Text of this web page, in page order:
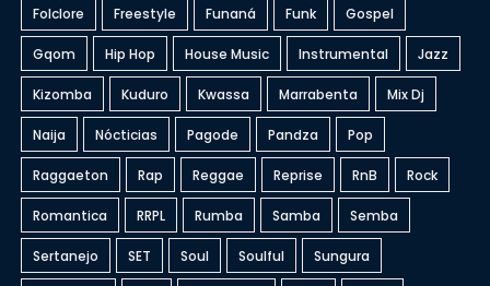
Folclore Freestyle Funaná Funk Gospel
Gqom Hip Hop House Music Instrumental Jazz
Kizomba Kuduro Kwassa Marrabenta Mix Dj
Naija Nócticias Pagode Pandza Pop
Raggaeton Rap Reggae Reprise RnB Rock
Romantica RRPL Rumba Samba Semba
Sertanejo SET Soul Soulful Sungura